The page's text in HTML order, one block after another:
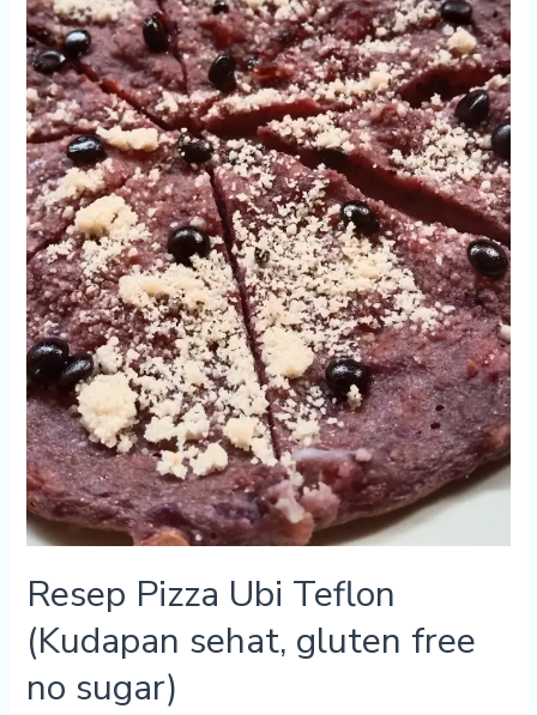
Resep Pizza Ubi Teflon
(Kudapan sehat, gluten free
no sugar)